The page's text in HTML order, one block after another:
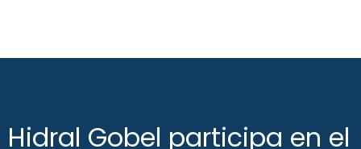
Hidral Gobel participa en el